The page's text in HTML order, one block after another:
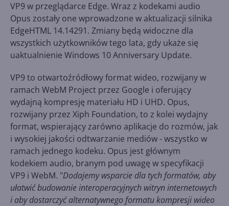
VP9 w przeglądarce Edge. Wraz z kodekami audio
Opus zostały one wprowadzone w aktualizacji silnika
EdgeHTML 14.14291. Zmiany będą widoczne dla
wszystkich użytkowników tego lata, gdy ukaże się
uaktualnienie Windows 10 Anniversary Update.
VP9 to otwartoźródłowy format wideo, rozwijany w
ramach WebM Project przez Google i oferujący
wydajną kompresję materiału HD i UHD. Opus,
rozwijany przez Xiph Foundation, to z kolei wydajny
format, wspierający zarówno aplikacje do rozmów, jak
i wysokiej jakości odtwarzanie mediów - wszystko w
ramach jednego kodeku. Opus jest głównym
kodekiem audio, branym pod uwagę w specyfikacji
VP9 i WebM. "Dodajemy wsparcie dla tych formatów, aby
ułatwić budowanie interoperacyjnych witryn internetowych
i aby dostarczyć alternatywnego formatu kompresji wideo